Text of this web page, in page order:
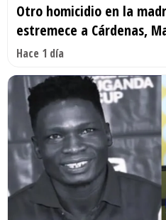
Otro homicidio en la
estremece a Cárdenas,
Hace 1 día